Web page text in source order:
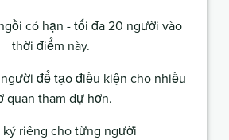
có hạn - tối đa 20 người vào
thời điểm này.
để tạo điều kiện cho nhiều
quan tham dự hơn.
riêng cho từng người